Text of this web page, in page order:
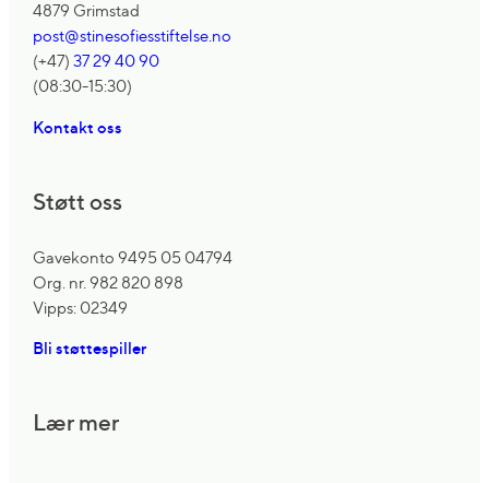
4879 Grimstad
post@stinesofiesstiftelse.no
(+47)37 29 40 90
(08:30-15:30)
Kontakt oss
Støtt oss
Gavekonto 9495 05 04794
Org. nr. 982 820 898
Vipps: 02349
Bli støttespiller
Lær mer